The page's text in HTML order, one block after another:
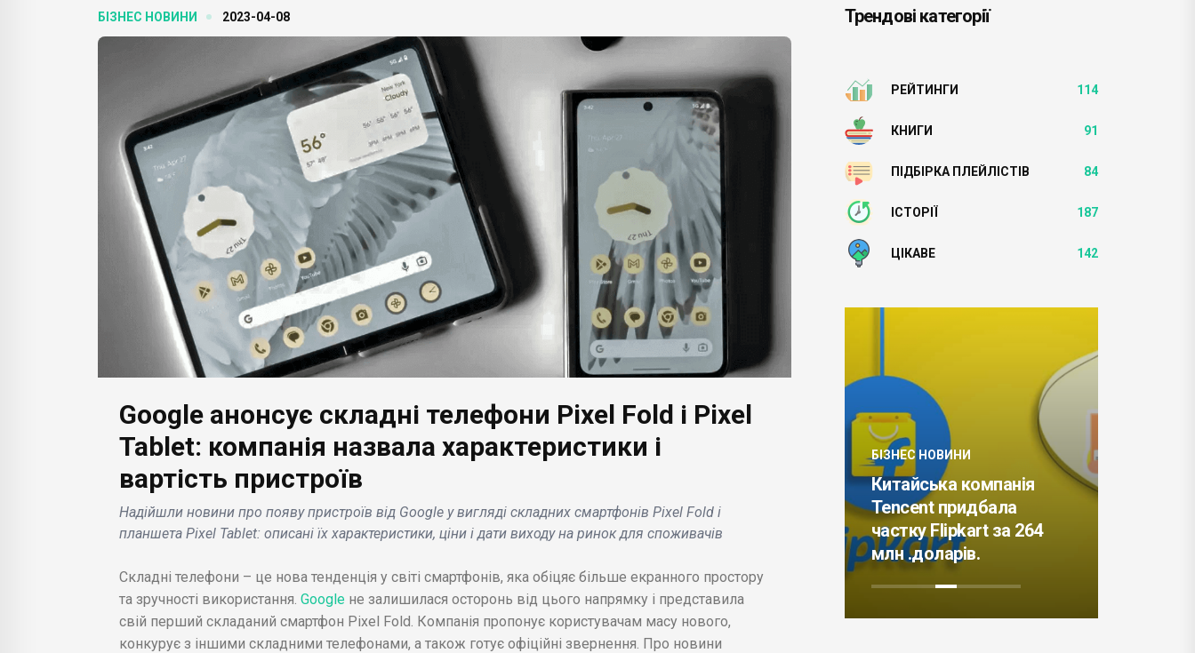
БІЗНЕС НОВИНИ 2023-04-08
Google анонсує складні телефони Pixel Fold і Pixel
Tablet: компанія назвала характеристики і
вартість пристроїв
Надійшли новини про появу пристроїв від Google у вигляді складних смартфонів Pixel Fold і
планшета Pixel Tablet: описані їх характеристики, ціни і дати виходу на ринок для споживачів
Складні телефони – це нова тенденція у світі смартфонів, яка обіцяє більше екранного простору
та зручності використання. Google не залишилася осторонь від цього напрямку і представила
свій перший складаний смартфон Pixel Fold. Компанія пропонує користувачам масу нового,
конкурує з іншими складними телефонами, а також готує офіційні звернення. Про новини
Трендові категорії
РЕЙТИНГИ 114
КНИГИ 91
ПІДБІРКА ПЛЕЙЛІСТІВ 84
ІСТОРІЇ 187
ЦІКАВЕ 142
БІЗНЕС НОВИНИ
Artist Reach: YouTube
анонсує нову метрику
для оцінки
ефективності відео
БІЗНЕС НОВИНИ
Іноземні відеоігри і
надає Tencent кілька
БІЗНЕС НОВИНИ
обговорюють відправку
першого європейця на
БІЗНЕС НОВИНИ
Китайська компанія
Tencent придбала
частку Flipkart за 264
млн .доларів.